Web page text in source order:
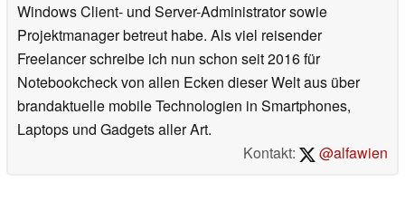
Windows Client- und Server-Administrator sowie
Projektmanager betreut habe. Als viel reisender
Freelancer schreibe ich nun schon seit 2016 für
Notebookcheck von allen Ecken dieser Welt aus über
brandaktuelle mobile Technologien in Smartphones,
Laptops und Gadgets aller Art.
Kontakt:
@alfawien